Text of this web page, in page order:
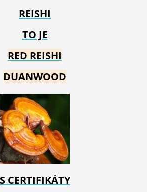
REISHI
TO JE
RED REISHI
DUANWOOD
S CERTIFIKÁTY